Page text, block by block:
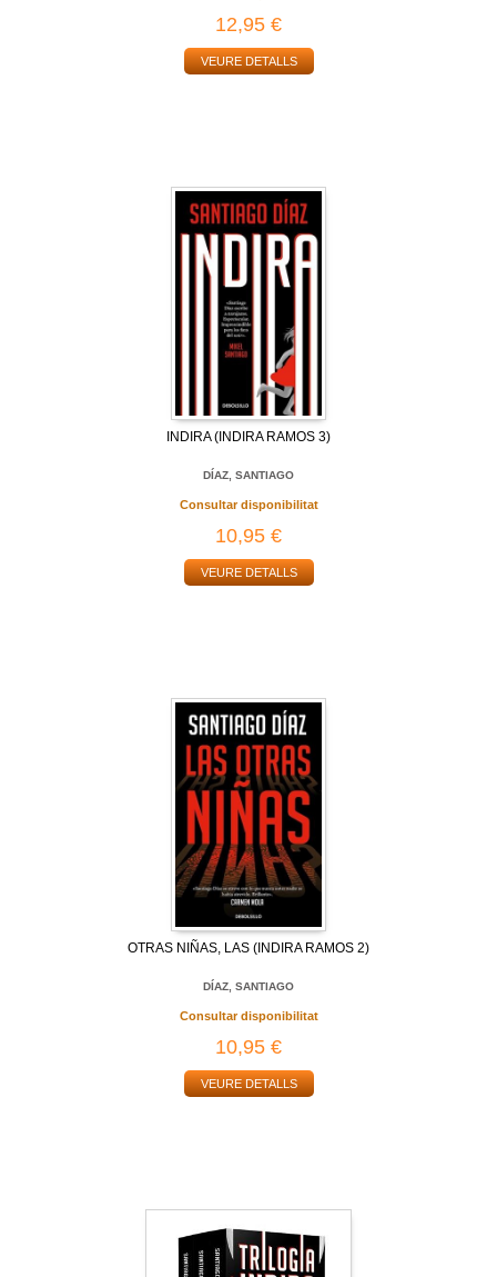
12,95 €
VEURE DETALLS
INDIRA (INDIRA RAMOS 3)
DÍAZ, SANTIAGO
Consultar disponibilitat
10,95 €
VEURE DETALLS
OTRAS NIÑAS, LAS (INDIRA RAMOS 2)
DÍAZ, SANTIAGO
Consultar disponibilitat
10,95 €
VEURE DETALLS